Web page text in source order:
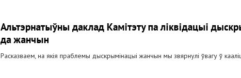
Альтэрнатыўны даклад Камітэту па ліквідацыі
да жанчын
Расказваем, на якія праблемы дыскрымінацыі жанчын мы звярнулі ўвагу ў